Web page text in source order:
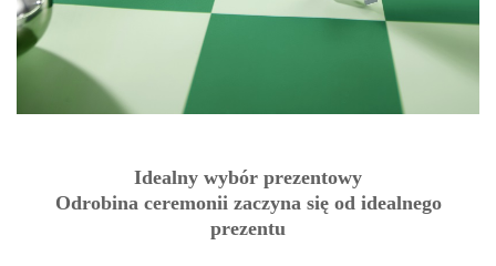
Idealny wybór prezentowy
Odrobina ceremonii zaczyna się od idealnego
prezentu